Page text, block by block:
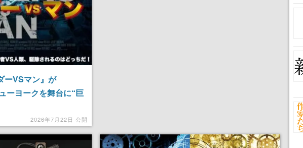
ーVSマン』が
ーヨークを舞台に“巨
2026年7月22日 公開